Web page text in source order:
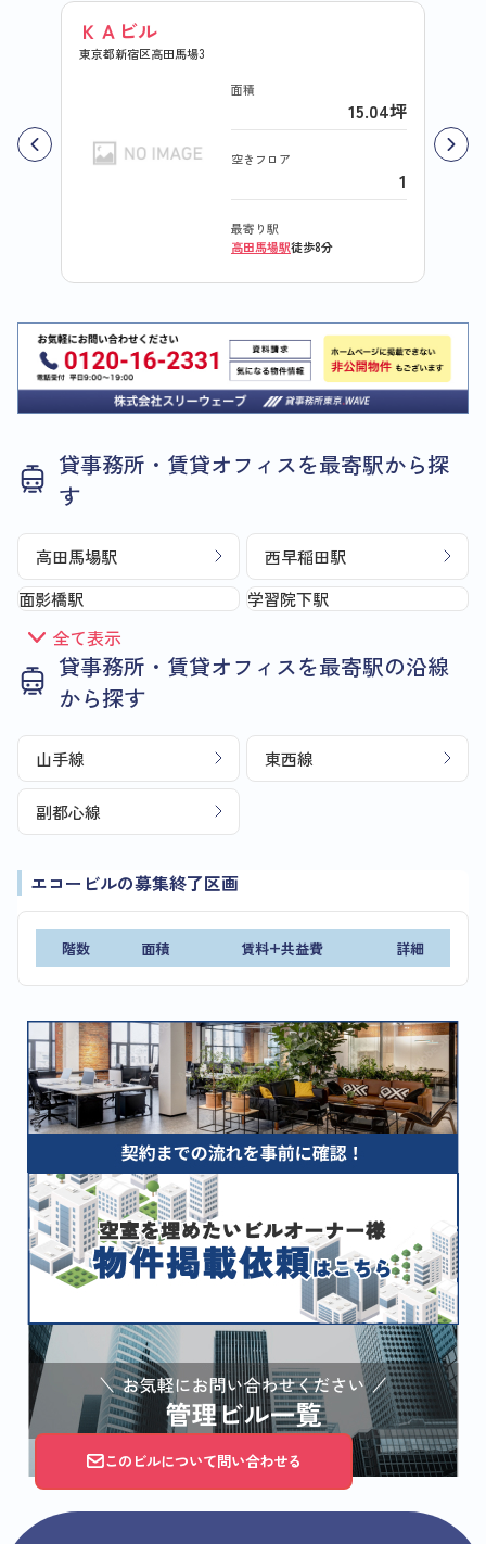
ＫＡビル
東京都新宿区高田馬場3
面積
15.04坪
空きフロア
1
最寄り駅
高田馬場駅徒歩8分
貸事務所・賃貸オフィスを最寄駅から探
す
高田馬場駅
西早稲田駅
面影橋駅
学習院下駅
全て表示
貸事務所・賃貸オフィスを最寄駅の沿線
から探す
山手線 東西線
副都心線
エコービルの募集終了区画
階数 面積 賃料+共益費 詳細
このビルについて問い合わせる